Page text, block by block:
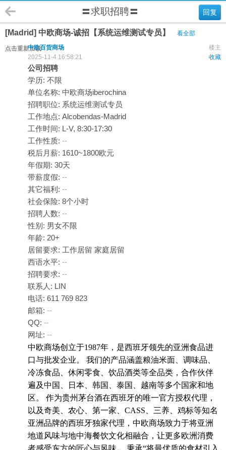
回复
〓求职招聘〓
[Madrid] 中欧商场-诚招【系统运维测试专员】 看全部
点击重新加载 楼主
中欧百货商场
收藏
2025-11-4 16:58:21
公司招聘
学历: 不限
单位名称: 中欧商场iberochina
招聘职位: 系统运维测试专员
工作地点: Alcobendas-Madrid
工作时间: L-V, 8:30-17:30
工作性质: --
税后月薪: 1610~1800欧元
年假期: 30天
带薪度假: --
其它福利: --
社会保险: 8个小时
招聘人数: --
性别: 男女不限
年龄: 20+
居留要求: 工作居留 家庭居留
西语水平: --
招聘要求: --
联系人: LIN
电话: 611 769 823
邮箱: --
QQ: --
网址: --
中欧商场创立于1987年，是西班牙领先的亚洲食品进
口与批发企业。 我们的产品涵盖粮油米面、调味品、
冷冻食品、休闲零食、饮品酒类等全品类，合作伙伴
遍及中国、日本、韩国、泰国、越南等多个国家和地
区。 作为贵州茅台酒在西班牙的唯一官方授权代理，
以及奇美、农心、第一家、CASS、三养、鸡标等知名
亚洲品牌的西班牙独家代理，中欧商场致力于将亚洲
地道风味与地中海餐饮文化相融合，让更多欧洲消费
者感受东方的匠心与风味。 秉承“将最优质的食材引入